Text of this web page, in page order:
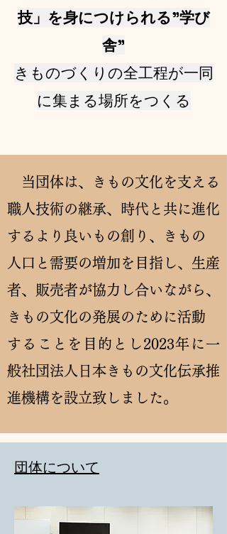
技」を身につけられる”学び
舎”
​きものづくりの全工程が一同
に集まる場所をつくる
当団体は、きもの文化を支える
職人技術の継承、時代と共に進化
するより良いもの創り、きもの
人口と需要の増加を目指し、生産
者、販売者が協力し合いながら、
きもの文化の発展のために活動
することを目的とし2023年に 一
般社団法人日本きもの文化伝承推
進機構を設立致しました。
​団体について